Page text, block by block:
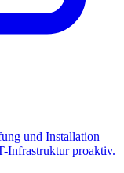
und Installation
Infrastruktur proaktiv.